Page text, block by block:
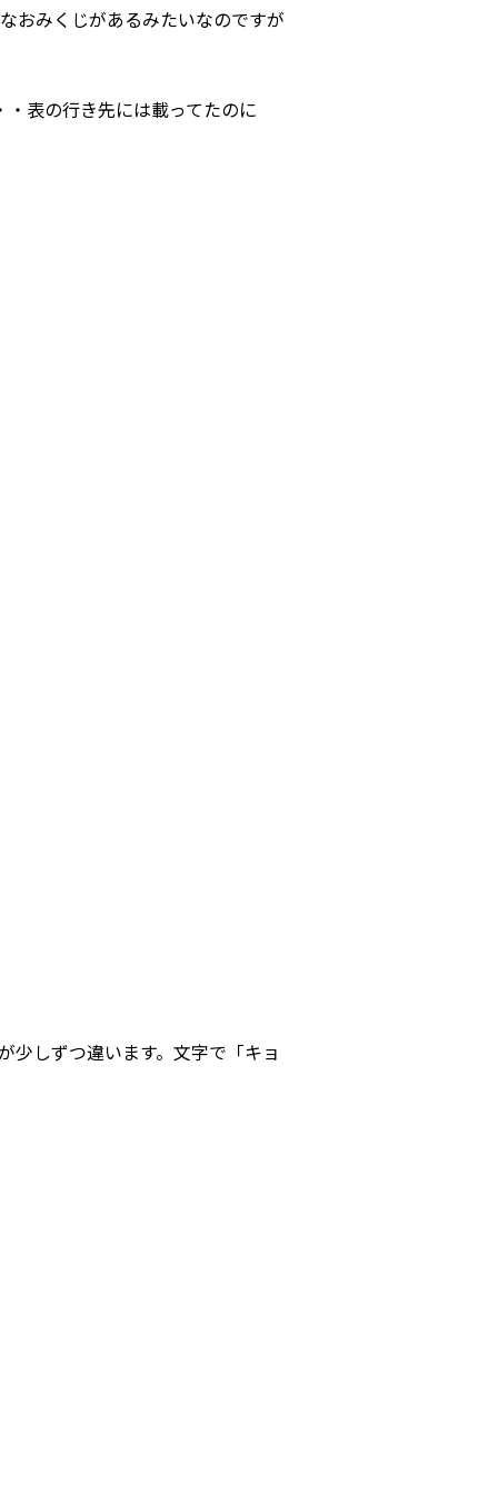
おみくじがあるみたいなのですが
表の行き先には載ってたのに
少しずつ違います。文字で「キョ